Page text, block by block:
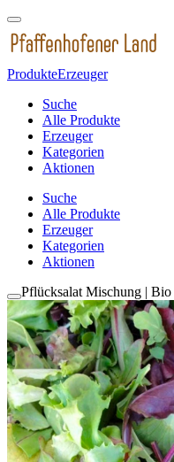
ProdukteErzeuger
Suche
Alle Produkte
Erzeuger
Kategorien
Aktionen
Suche
Alle Produkte
Erzeuger
Kategorien
Aktionen
Pflücksalat Mischung | Bio